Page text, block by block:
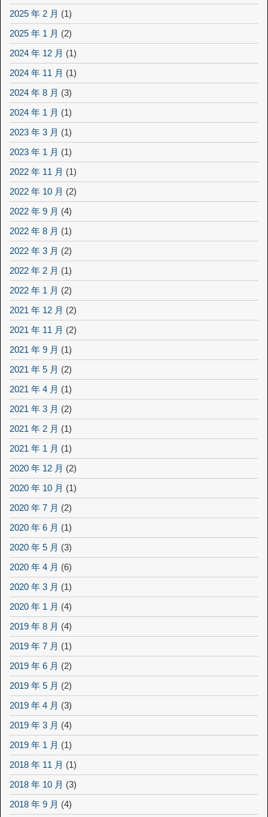
2025 年 2 月 (1)
2025 年 1 月 (2)
2024 年 12 月 (1)
2024 年 11 月 (1)
2024 年 8 月 (3)
2024 年 1 月 (1)
2023 年 3 月 (1)
2023 年 1 月 (1)
2022 年 11 月 (1)
2022 年 10 月 (2)
2022 年 9 月 (4)
2022 年 8 月 (1)
2022 年 3 月 (2)
2022 年 2 月 (1)
2022 年 1 月 (2)
2021 年 12 月 (2)
2021 年 11 月 (2)
2021 年 9 月 (1)
2021 年 5 月 (2)
2021 年 4 月 (1)
2021 年 3 月 (2)
2021 年 2 月 (1)
2021 年 1 月 (1)
2020 年 12 月 (2)
2020 年 10 月 (1)
2020 年 7 月 (2)
2020 年 6 月 (1)
2020 年 5 月 (3)
2020 年 4 月 (6)
2020 年 3 月 (1)
2020 年 1 月 (4)
2019 年 8 月 (4)
2019 年 7 月 (1)
2019 年 6 月 (2)
2019 年 5 月 (2)
2019 年 4 月 (3)
2019 年 3 月 (4)
2019 年 1 月 (1)
2018 年 11 月 (1)
2018 年 10 月 (3)
2018 年 9 月 (4)